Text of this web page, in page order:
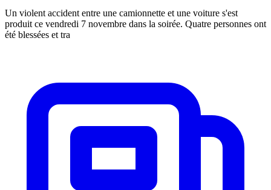
Un violent accident entre une camionnette et une voiture s'est
produit ce vendredi 7 novembre dans la soirée. Quatre personnes ont
été blessées et tra